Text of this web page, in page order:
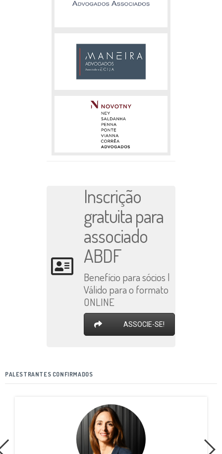
Inscrição
gratuita para
associado
ABDF
Benefício para sócios |
Válido para o formato
ONLINE
ASSOCIE-SE!
PALESTRANTES CONFIRMADOS